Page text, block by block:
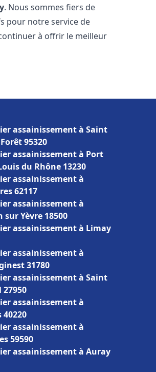
. Nous sommes fiers de
pour notre service de
à offrir le meilleur
assainissement à Saint
95320
assainissement à Port
du Rhône 13230
assainissement à
62117
assainissement à
sur Yèvre 18500
assainissement à Limay
assainissement à
31780
assainissement à Saint
27950
assainissement à
40220
assainissement à
59590
assainissement à Auray